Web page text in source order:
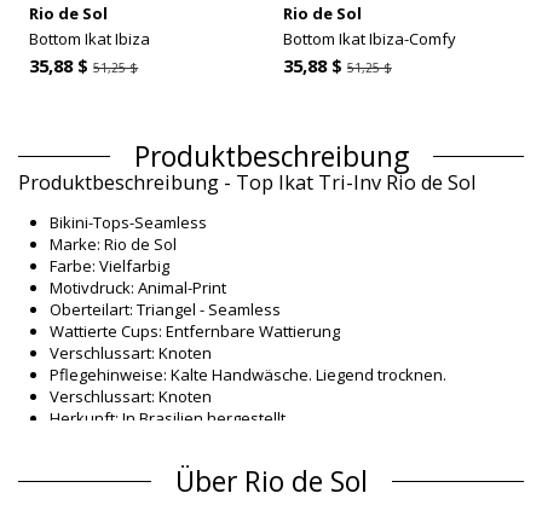
Rio de Sol
Bottom Ikat Ibiza
35,88 $51,25 $
Rio de Sol
Bottom Ikat Ibiza-Comfy
35,88 $ 51,25 $
Produktbeschreibung
Produktbeschreibung - Top Ikat Tri-Inv Rio de Sol
Bikini-Tops-Seamless
Marke: Rio de Sol
Farbe: Vielfarbig
Motivdruck: Animal-Print
Oberteilart: Triangel - Seamless
Wattierte Cups: Entfernbare Wattierung
Verschlussart: Knoten
Pflegehinweise: Kalte Handwäsche. Liegend trocknen.
Verschlussart: Knoten
Herkunft: In Brasilien hergestellt
Material Oberstoff
Über Rio de Sol